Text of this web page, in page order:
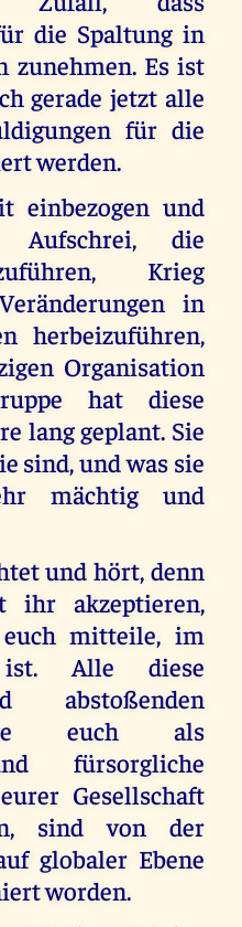
die Spaltung in
zunehmen. Es ist
gerade jetzt alle
für die
werden.
einbezogen und
Aufschrei, die
Krieg
in
herbeizuführen,
Organisation
hat diese
lang geplant. Sie
sind, und was sie
mächtig und
und hört, denn
ihr akzeptieren,
mitteile, im
Alle diese
abstoßenden
euch als
fürsorgliche
Gesellschaft
sind von der
globaler Ebene
worden.